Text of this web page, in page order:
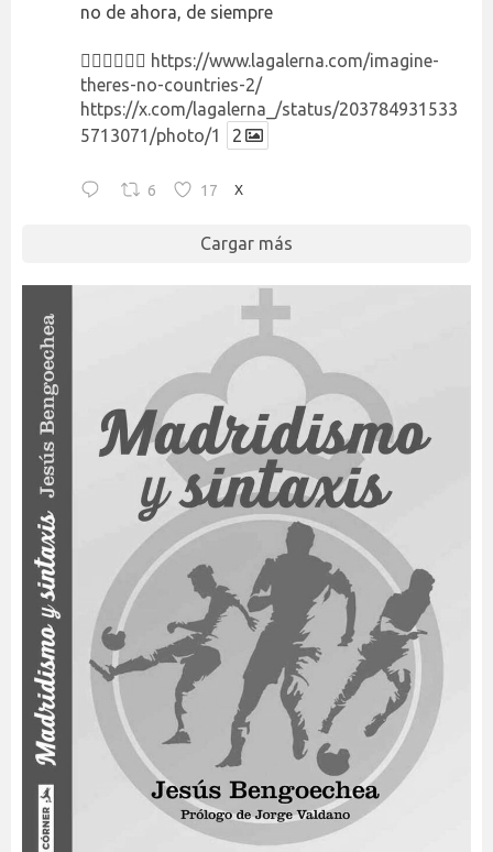
no de ahora, de siempre
👉🏻👉🏻👉🏻 https://www.lagalerna.com/imagine-
theres-no-countries-2/
https://x.com/lagalerna_/status/203784931533
5713071/photo/1
2
6 17 X
Cargar más